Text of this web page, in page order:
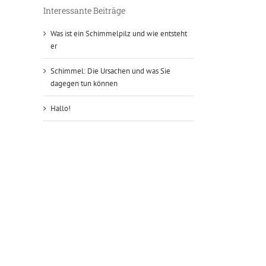
Interessante Beiträge
Was ist ein Schimmelpilz und wie entsteht
er
Schimmel: Die Ursachen und was Sie
dagegen tun können
Hallo!